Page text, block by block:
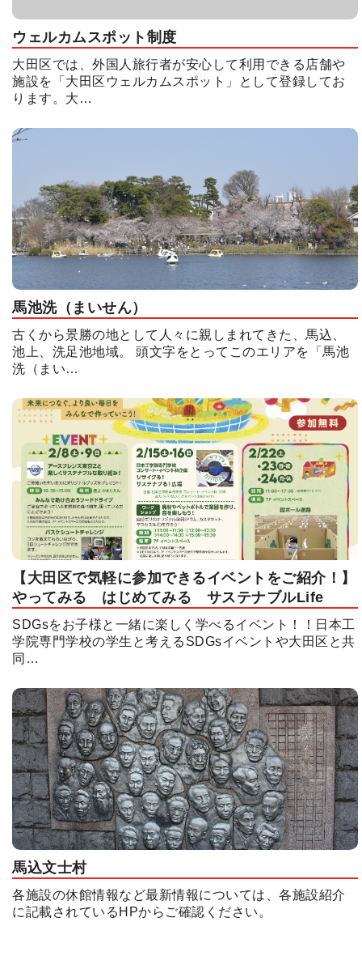
ウェルカムスポット制度
大田区では、外国人旅行者が安心して利用できる店舗や
施設を「大田区ウェルカムスポット」として登録してお
ります。大…
馬池洗（まいせん）
古くから景勝の地として人々に親しまれてきた、馬込、
池上、洗足池地域。 頭文字をとってこのエリアを「馬池
洗（まい…
【大田区で気軽に参加できるイベントをご紹介！】
やってみる はじめてみる サステナブルLife
SDGsをお子様と一緒に楽しく学べるイベント！！日本工
学院専門学校の学生と考えるSDGsイベントや大田区と共
同…
馬込文士村
各施設の休館情報など最新情報については、各施設紹介
に記載されているHPからご確認ください。